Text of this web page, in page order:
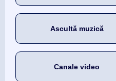
Ascultă muzică
Canale video